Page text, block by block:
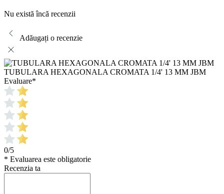
Nu există încă recenzii
Adăugați o recenzie
TUBULARA HEXAGONALA CROMATA 1/4' 13 MM JBM
Evaluare*
0/5
* Evaluarea este obligatorie
Recenzia ta